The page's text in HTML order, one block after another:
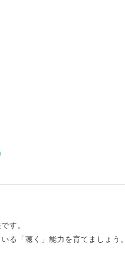
す。
る「聴く」能力を育てましょう。